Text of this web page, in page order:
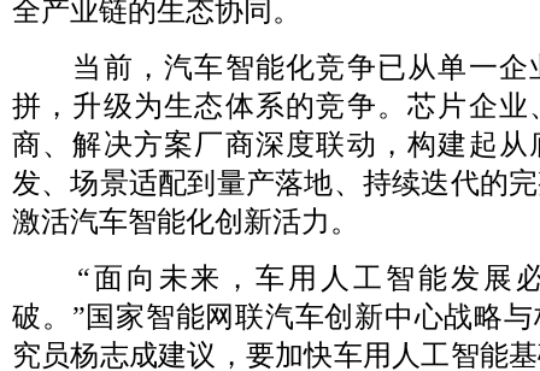
全产业链的生态协同。
当前，汽车智能化竞争已从单一企
拼，升级为生态体系的竞争。芯片企业
商、解决方案厂商深度联动，构建起从
发、场景适配到量产落地、持续迭代的
激活汽车智能化创新活力。
“面向未来，车用人工智能发展
破。”国家智能网联汽车创新中心战略
究员杨志成建议，要加快车用人工智能